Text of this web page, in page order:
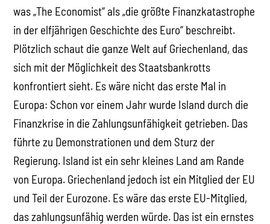
was „The Economist“ als „die größte Finanzkatastrophe
in der elfjährigen Geschichte des Euro“ beschreibt.
Plötzlich schaut die ganze Welt auf Griechenland, das
sich mit der Möglichkeit des Staatsbankrotts
konfrontiert sieht. Es wäre nicht das erste Mal in
Europa: Schon vor einem Jahr wurde Island durch die
Finanzkrise in die Zahlungsunfähigkeit getrieben. Das
führte zu Demonstrationen und dem Sturz der
Regierung. Island ist ein sehr kleines Land am Rande
von Europa. Griechenland jedoch ist ein Mitglied der EU
und Teil der Eurozone. Es wäre das erste EU-Mitglied,
das zahlungsunfähig werden würde. Das ist ein ernstes